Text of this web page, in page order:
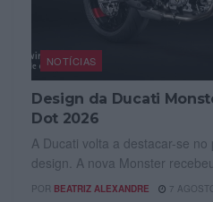
NOTÍCIAS
Design da Ducati
Dot 2026
A Ducati volta a destacar-se
design. A nova Monster
POR BEATRIZ ALEXANDRE 7